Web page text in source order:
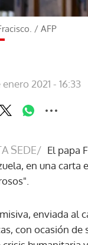
/ AFP
2021 - 16:33
SEDE/ El papa
en una carta
enviada al
con ocasión